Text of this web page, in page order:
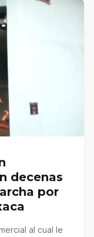
decenas
por
al cual le